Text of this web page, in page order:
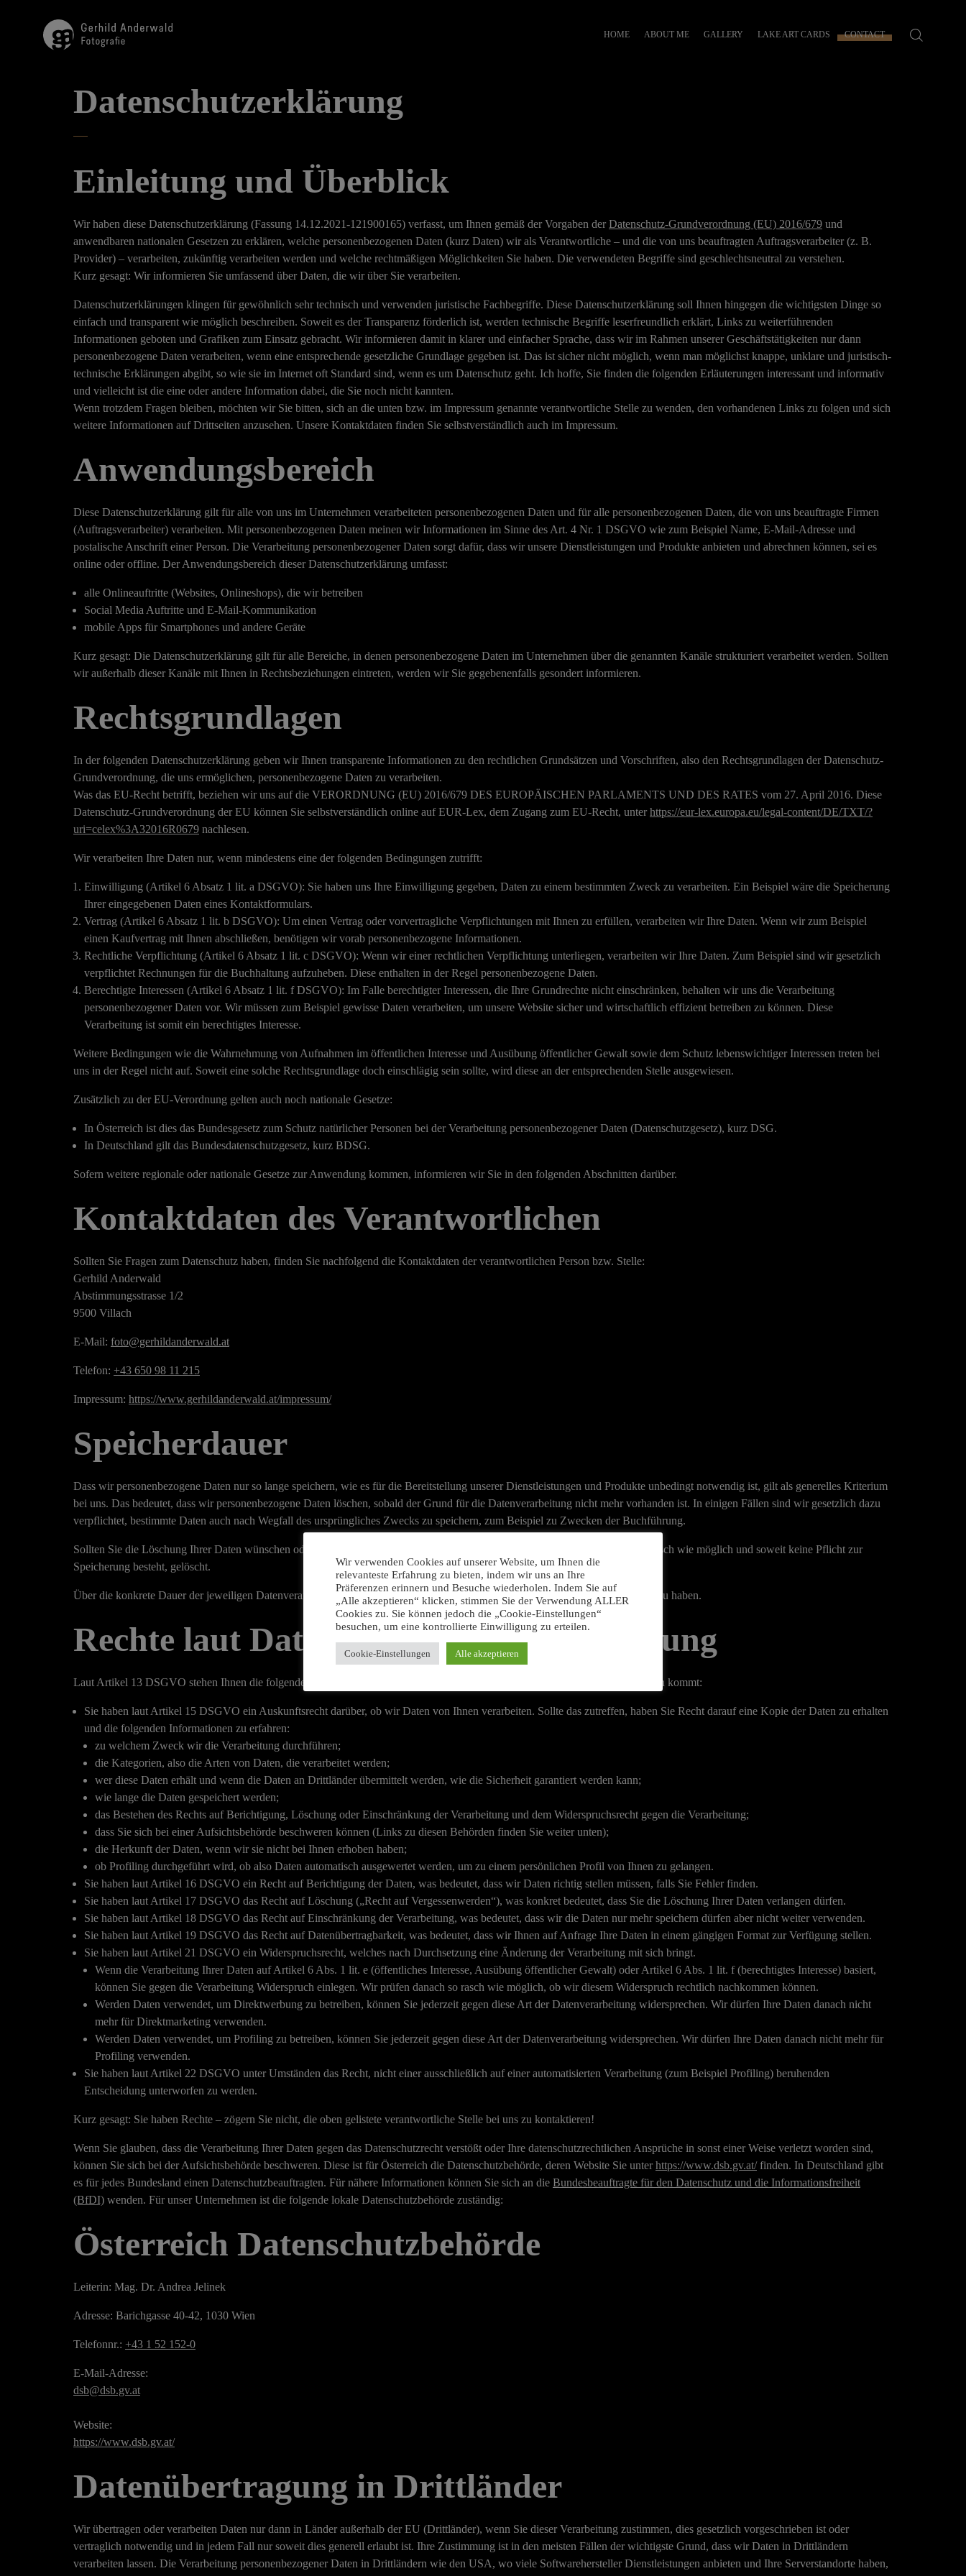
HOME ABOUT ME GALLERY LAKE ART CARDS CONTACT
Datenschutzerklärung
Einleitung und Überblick
Wir haben diese Datenschutzerklärung (Fassung 14.12.2021-121900165) verfasst, um Ihnen gemäß der Vorgaben derDatenschutz-Grundverordnung (EU) 2016/679 und
anwendbaren nationalen Gesetzen zu erklären, welche personenbezogenen Daten (kurz Daten) wir als Verantwortliche – und die von uns beauftragten Auftragsverarbeiter (z. B.
Provider) – verarbeiten, zukünftig verarbeiten werden und welche rechtmäßigen Möglichkeiten Sie haben. Die verwendeten Begriffe sind geschlechtsneutral zu verstehen.
Kurz gesagt: Wir informieren Sie umfassend über Daten, die wir über Sie verarbeiten.
Datenschutzerklärungen klingen für gewöhnlich sehr technisch und verwenden juristische Fachbegriffe. Diese Datenschutzerklärung soll Ihnen hingegen die wichtigsten Dinge so
einfach und transparent wie möglich beschreiben. Soweit es der Transparenz förderlich ist, werden technische Begriffe leserfreundlich erklärt, Links zu weiterführenden
Informationen geboten und Grafiken zum Einsatz gebracht. Wir informieren damit in klarer und einfacher Sprache, dass wir im Rahmen unserer Geschäftstätigkeiten nur dann
personenbezogene Daten verarbeiten, wenn eine entsprechende gesetzliche Grundlage gegeben ist. Das ist sicher nicht möglich, wenn man möglichst knappe, unklare und juristisch-
technische Erklärungen abgibt, so wie sie im Internet oft Standard sind, wenn es um Datenschutz geht. Ich hoffe, Sie finden die folgenden Erläuterungen interessant und informativ
und vielleicht ist die eine oder andere Information dabei, die Sie noch nicht kannten.
Wenn trotzdem Fragen bleiben, möchten wir Sie bitten, sich an die unten bzw. im Impressum genannte verantwortliche Stelle zu wenden, den vorhandenen Links zu folgen und sich
weitere Informationen auf Drittseiten anzusehen. Unsere Kontaktdaten finden Sie selbstverständlich auch im Impressum.
Anwendungsbereich
Diese Datenschutzerklärung gilt für alle von uns im Unternehmen verarbeiteten personenbezogenen Daten und für alle personenbezogenen Daten, die von uns beauftragte Firmen
(Auftragsverarbeiter) verarbeiten. Mit personenbezogenen Daten meinen wir Informationen im Sinne des Art. 4 Nr. 1 DSGVO wie zum Beispiel Name, E-Mail-Adresse und
postalische Anschrift einer Person. Die Verarbeitung personenbezogener Daten sorgt dafür, dass wir unsere Dienstleistungen und Produkte anbieten und abrechnen können, sei es
online oder offline. Der Anwendungsbereich dieser Datenschutzerklärung umfasst:
alle Onlineauftritte (Websites, Onlineshops), die wir betreiben
Social Media Auftritte und E-Mail-Kommunikation
mobile Apps für Smartphones und andere Geräte
Kurz gesagt: Die Datenschutzerklärung gilt für alle Bereiche, in denen personenbezogene Daten im Unternehmen über die genannten Kanäle strukturiert verarbeitet werden. Sollten
wir außerhalb dieser Kanäle mit Ihnen in Rechtsbeziehungen eintreten, werden wir Sie gegebenenfalls gesondert informieren.
Rechtsgrundlagen
In der folgenden Datenschutzerklärung geben wir Ihnen transparente Informationen zu den rechtlichen Grundsätzen und Vorschriften, also den Rechtsgrundlagen der Datenschutz-
Grundverordnung, die uns ermöglichen, personenbezogene Daten zu verarbeiten.
Was das EU-Recht betrifft, beziehen wir uns auf die VERORDNUNG (EU) 2016/679 DES EUROPÄISCHEN PARLAMENTS UND DES RATES vom 27. April 2016. Diese
Datenschutz-Grundverordnung der EU können Sie selbstverständlich online auf EUR-Lex, dem Zugang zum EU-Recht, unterhttps://eur-lex.europa.eu/legal-content/DE/TXT/?
uri=celex%3A32016R0679 nachlesen.
Wir verarbeiten Ihre Daten nur, wenn mindestens eine der folgenden Bedingungen zutrifft:
Einwilligung (Artikel 6 Absatz 1 lit. a DSGVO): Sie haben uns Ihre Einwilligung gegeben, Daten zu einem bestimmten Zweck zu verarbeiten. Ein Beispiel wäre die Speicherung
Ihrer eingegebenen Daten eines Kontaktformulars.
Vertrag (Artikel 6 Absatz 1 lit. b DSGVO): Um einen Vertrag oder vorvertragliche Verpflichtungen mit Ihnen zu erfüllen, verarbeiten wir Ihre Daten. Wenn wir zum Beispiel
einen Kaufvertrag mit Ihnen abschließen, benötigen wir vorab personenbezogene Informationen.
Rechtliche Verpflichtung (Artikel 6 Absatz 1 lit. c DSGVO): Wenn wir einer rechtlichen Verpflichtung unterliegen, verarbeiten wir Ihre Daten. Zum Beispiel sind wir gesetzlich
verpflichtet Rechnungen für die Buchhaltung aufzuheben. Diese enthalten in der Regel personenbezogene Daten.
Berechtigte Interessen (Artikel 6 Absatz 1 lit. f DSGVO): Im Falle berechtigter Interessen, die Ihre Grundrechte nicht einschränken, behalten wir uns die Verarbeitung
personenbezogener Daten vor. Wir müssen zum Beispiel gewisse Daten verarbeiten, um unsere Website sicher und wirtschaftlich effizient betreiben zu können. Diese
Verarbeitung ist somit ein berechtigtes Interesse.
Weitere Bedingungen wie die Wahrnehmung von Aufnahmen im öffentlichen Interesse und Ausübung öffentlicher Gewalt sowie dem Schutz lebenswichtiger Interessen treten bei
uns in der Regel nicht auf. Soweit eine solche Rechtsgrundlage doch einschlägig sein sollte, wird diese an der entsprechenden Stelle ausgewiesen.
Zusätzlich zu der EU-Verordnung gelten auch noch nationale Gesetze:
In Österreich ist dies das Bundesgesetz zum Schutz natürlicher Personen bei der Verarbeitung personenbezogener Daten (Datenschutzgesetz), kurz DSG.
In Deutschland gilt das Bundesdatenschutzgesetz, kurz BDSG.
Sofern weitere regionale oder nationale Gesetze zur Anwendung kommen, informieren wir Sie in den folgenden Abschnitten darüber.
Kontaktdaten des Verantwortlichen
Sollten Sie Fragen zum Datenschutz haben, finden Sie nachfolgend die Kontaktdaten der verantwortlichen Person bzw. Stelle:
Gerhild Anderwald
Abstimmungsstrasse 1/2
9500 Villach
E-Mail: foto@gerhildanderwald.at
Telefon: +43 650 98 11 215
Impressum: https://www.gerhildanderwald.at/impressum/
Speicherdauer
Dass wir personenbezogene Daten nur so lange speichern, wie es für die Bereitstellung unserer Dienstleistungen und Produkte unbedingt notwendig ist, gilt als generelles Kriterium
bei uns. Das bedeutet, dass wir personenbezogene Daten löschen, sobald der Grund für die Datenverarbeitung nicht mehr vorhanden ist. In einigen Fällen sind wir gesetzlich dazu
verpflichtet, bestimmte Daten auch nach Wegfall des ursprüngliches Zwecks zu speichern, zum Beispiel zu Zwecken der Buchführung.
Sollten Sie die Löschung Ihrer Daten wünschen oder die Einwilligung zur Datenverarbeitung widerrufen, werden die Daten so rasch wie möglich und soweit keine Pflicht zur
Speicherung besteht, gelöscht.
Über die konkrete Dauer der jeweiligen Datenverarbeitung informieren wir Sie weiter unten, sofern wir weitere Informationen dazu haben.
Rechte laut Datenschutz-Grundverordnung
Laut Artikel 13 DSGVO stehen Ihnen die folgenden Rechte zu, damit es zu einer fairen und transparenten Verarbeitung von Daten kommt:
Sie haben laut Artikel 15 DSGVO ein Auskunftsrecht darüber, ob wir Daten von Ihnen verarbeiten. Sollte das zutreffen, haben Sie Recht darauf eine Kopie der Daten zu erhalten
und die folgenden Informationen zu erfahren:
zu welchem Zweck wir die Verarbeitung durchführen;
die Kategorien, also die Arten von Daten, die verarbeitet werden;
wer diese Daten erhält und wenn die Daten an Drittländer übermittelt werden, wie die Sicherheit garantiert werden kann;
wie lange die Daten gespeichert werden;
das Bestehen des Rechts auf Berichtigung, Löschung oder Einschränkung der Verarbeitung und dem Widerspruchsrecht gegen die Verarbeitung;
dass Sie sich bei einer Aufsichtsbehörde beschweren können (Links zu diesen Behörden finden Sie weiter unten);
die Herkunft der Daten, wenn wir sie nicht bei Ihnen erhoben haben;
ob Profiling durchgeführt wird, ob also Daten automatisch ausgewertet werden, um zu einem persönlichen Profil von Ihnen zu gelangen.
Sie haben laut Artikel 16 DSGVO ein Recht auf Berichtigung der Daten, was bedeutet, dass wir Daten richtig stellen müssen, falls Sie Fehler finden.
Sie haben laut Artikel 17 DSGVO das Recht auf Löschung („Recht auf Vergessenwerden“), was konkret bedeutet, dass Sie die Löschung Ihrer Daten verlangen dürfen.
Sie haben laut Artikel 18 DSGVO das Recht auf Einschränkung der Verarbeitung, was bedeutet, dass wir die Daten nur mehr speichern dürfen aber nicht weiter verwenden.
Sie haben laut Artikel 19 DSGVO das Recht auf Datenübertragbarkeit, was bedeutet, dass wir Ihnen auf Anfrage Ihre Daten in einem gängigen Format zur Verfügung stellen.
Sie haben laut Artikel 21 DSGVO ein Widerspruchsrecht, welches nach Durchsetzung eine Änderung der Verarbeitung mit sich bringt.
Wenn die Verarbeitung Ihrer Daten auf Artikel 6 Abs. 1 lit. e (öffentliches Interesse, Ausübung öffentlicher Gewalt) oder Artikel 6 Abs. 1 lit. f (berechtigtes Interesse) basiert,
können Sie gegen die Verarbeitung Widerspruch einlegen. Wir prüfen danach so rasch wie möglich, ob wir diesem Widerspruch rechtlich nachkommen können.
Werden Daten verwendet, um Direktwerbung zu betreiben, können Sie jederzeit gegen diese Art der Datenverarbeitung widersprechen. Wir dürfen Ihre Daten danach nicht
mehr für Direktmarketing verwenden.
Werden Daten verwendet, um Profiling zu betreiben, können Sie jederzeit gegen diese Art der Datenverarbeitung widersprechen. Wir dürfen Ihre Daten danach nicht mehr für
Profiling verwenden.
Sie haben laut Artikel 22 DSGVO unter Umständen das Recht, nicht einer ausschließlich auf einer automatisierten Verarbeitung (zum Beispiel Profiling) beruhenden
Entscheidung unterworfen zu werden.
Kurz gesagt: Sie haben Rechte – zögern Sie nicht, die oben gelistete verantwortliche Stelle bei uns zu kontaktieren!
Wenn Sie glauben, dass die Verarbeitung Ihrer Daten gegen das Datenschutzrecht verstößt oder Ihre datenschutzrechtlichen Ansprüche in sonst einer Weise verletzt worden sind,
können Sie sich bei der Aufsichtsbehörde beschweren. Diese ist für Österreich die Datenschutzbehörde, deren Website Sie unterhttps://www.dsb.gv.at/finden. In Deutschland gibt
es für jedes Bundesland einen Datenschutzbeauftragten. Für nähere Informationen können Sie sich an die Bundesbeauftragte für den Datenschutz und die Informationsfreiheit
(BfDI) wenden. Für unser Unternehmen ist die folgende lokale Datenschutzbehörde zuständig:
Österreich Datenschutzbehörde
Leiterin: Mag. Dr. Andrea Jelinek
Adresse: Barichgasse 40-42, 1030 Wien
Telefonnr.: +43 1 52 152-0
E-Mail-Adresse:
dsb@dsb.gv.at
Website:
https://www.dsb.gv.at/
Datenübertragung in Drittländer
Wir übertragen oder verarbeiten Daten nur dann in Länder außerhalb der EU (Drittländer), wenn Sie dieser Verarbeitung zustimmen, dies gesetzlich vorgeschrieben ist oder
vertraglich notwendig und in jedem Fall nur soweit dies generell erlaubt ist. Ihre Zustimmung ist in den meisten Fällen der wichtigste Grund, dass wir Daten in Drittländern
verarbeiten lassen. Die Verarbeitung personenbezogener Daten in Drittländern wie den USA, wo viele Softwarehersteller Dienstleistungen anbieten und Ihre Serverstandorte haben,
Wir verwenden Cookies auf unserer Website, um Ihnen die
relevanteste Erfahrung zu bieten, indem wir uns an Ihre
Präferenzen erinnern und Besuche wiederholen. Indem Sie auf
„Alle akzeptieren“ klicken, stimmen Sie der Verwendung ALLER
Cookies zu. Sie können jedoch die „Cookie-Einstellungen“
besuchen, um eine kontrollierte Einwilligung zu erteilen.
Cookie-Einstellungen Alle akzeptieren